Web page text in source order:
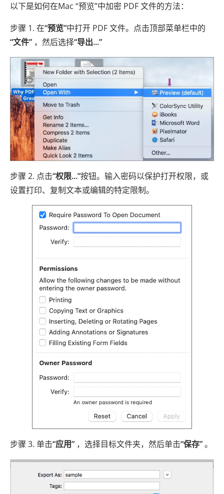
以下是如何在Mac “预览”中加密 PDF 文件的方法：
步骤 1. 在“预览”中打开 PDF 文件。点击顶部菜单栏中的
“文件” ，然后选择“导出...”
步骤 2. 点击“权限...”按钮。输入密码以保护打开权限，或
设置打印、复制文本或编辑的特定限制。
步骤 3. 单击“应用” ，选择目标文件夹，然后单击“保存”。